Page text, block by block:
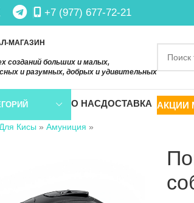
+7 (977) 677-72-21
МАГАЗИН
созданий больших и малых,
и разумных, добрых и удивительных
О НАСДОСТАВКА АКЦИИ
Для Кисы » Амуниция »